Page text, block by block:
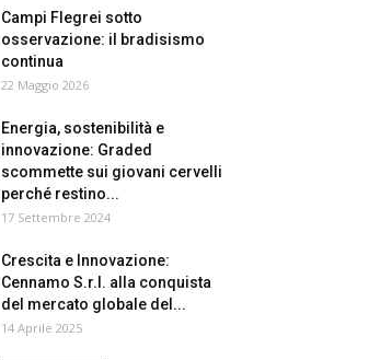
Campi Flegrei sotto
osservazione: il bradisismo
continua
22 Maggio 2026
Energia, sostenibilità e
innovazione: Graded
scommette sui giovani cervelli
perché restino...
17 Settembre 2024
Crescita e Innovazione:
Cennamo S.r.l. alla conquista
del mercato globale del...
14 Aprile 2025